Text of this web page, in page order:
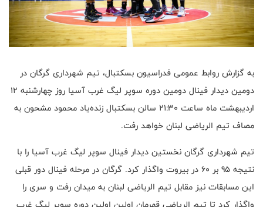
به گزارش روابط عمومی فدراسیون بسکتبال، تیم شهرداری گرگان در
دومین دیدار فینال دومین دوره سوپر لیگ غرب آسیا روز چهارشنبه 12
اردیبهشت ماه ساعت 21:30 سالن بسکتبال زنده‌یاد محمود مشحون به
مصاف تیم الریاضی لبنان خواهد رفت.
تیم شهرداری گرگان نخستین دیدار فینال سوپر لیگ غرب آسیا را با
نتیجه 95 بر 60 در بیروت واگذار کرد. گرگان در مرحله فینال دور قبلی
این مسابقات نیز مقابل تیم الریاضی لبنان به میدان رفت و سری را